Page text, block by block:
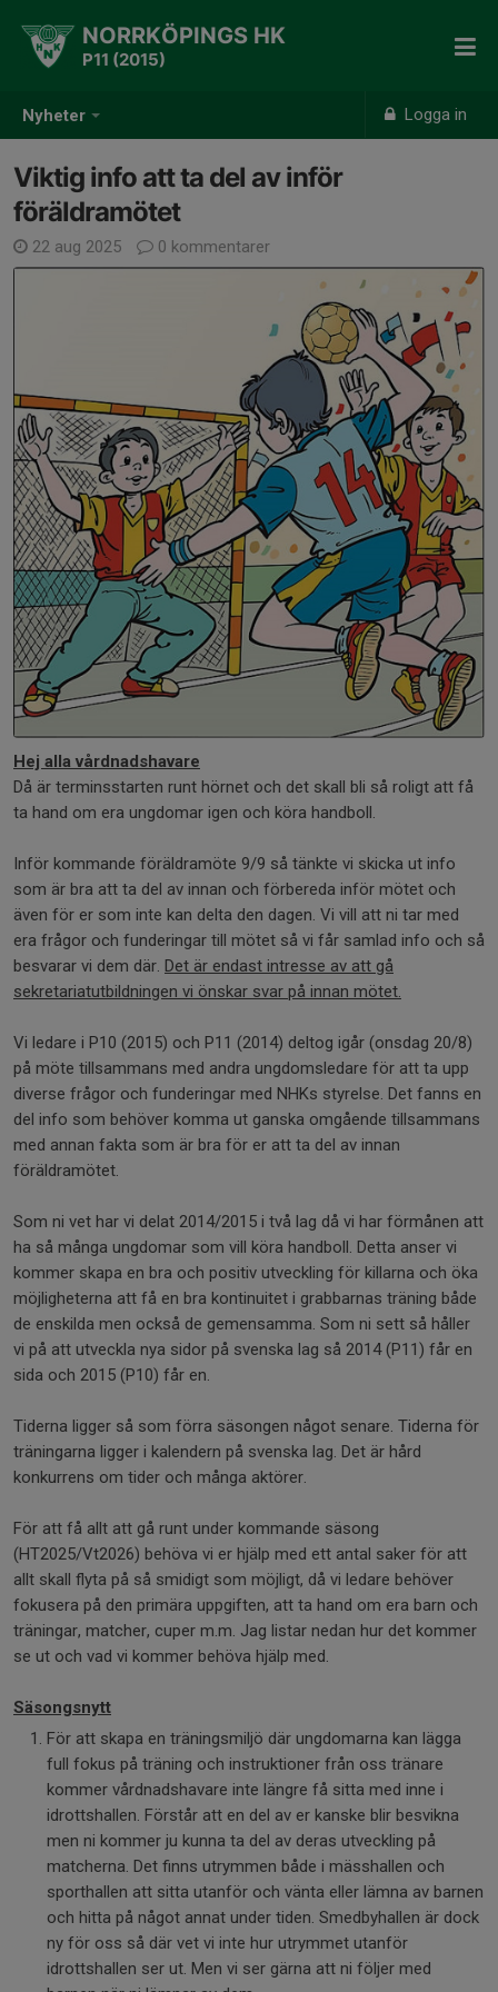
Nyheter Logga in
NORRKÖPINGS HK
P11 (2015)
Viktig info att ta del av inför
föräldramötet
22 aug 2025 0 kommentarer
Hej alla vårdnadshavare
Då är terminsstarten runt hörnet och det skall bli så roligt att få
ta hand om era ungdomar igen och köra handboll.
Inför kommande föräldramöte 9/9 så tänkte vi skicka ut info
som är bra att ta del av innan och förbereda inför mötet och
även för er som inte kan delta den dagen. Vi vill att ni tar med
era frågor och funderingar till mötet så vi får samlad info och så
besvarar vi dem där. Det är endast intresse av att gå
sekretariatutbildningen vi önskar svar på innan mötet.
Vi ledare i P10 (2015) och P11 (2014) deltog igår (onsdag 20/8)
på möte tillsammans med andra ungdomsledare för att ta upp
diverse frågor och funderingar med NHKs styrelse. Det fanns en
del info som behöver komma ut ganska omgående tillsammans
med annan fakta som är bra för er att ta del av innan
föräldramötet.
Som ni vet har vi delat 2014/2015 i två lag då vi har förmånen att
ha så många ungdomar som vill köra handboll. Detta anser vi
kommer skapa en bra och positiv utveckling för killarna och öka
möjligheterna att få en bra kontinuitet i grabbarnas träning både
de enskilda men också de gemensamma. Som ni sett så håller
vi på att utveckla nya sidor på svenska lag så 2014 (P11) får en
sida och 2015 (P10) får en.
Tiderna ligger så som förra säsongen något senare. Tiderna för
träningarna ligger i kalendern på svenska lag. Det är hård
konkurrens om tider och många aktörer.
För att få allt att gå runt under kommande säsong
(HT2025/Vt2026) behöva vi er hjälp med ett antal saker för att
allt skall flyta på så smidigt som möjligt, då vi ledare behöver
fokusera på den primära uppgiften, att ta hand om era barn och
träningar, matcher, cuper m.m. Jag listar nedan hur det kommer
se ut och vad vi kommer behöva hjälp med.
Säsongsnytt
För att skapa en träningsmiljö där ungdomarna kan lägga
full fokus på träning och instruktioner från oss tränare
kommer vårdnadshavare inte längre få sitta med inne i
idrottshallen. Förstår att en del av er kanske blir besvikna
men ni kommer ju kunna ta del av deras utveckling på
matcherna. Det finns utrymmen både i mässhallen och
sporthallen att sitta utanför och vänta eller lämna av barnen
och hitta på något annat under tiden. Smedbyhallen är dock
ny för oss så där vet vi inte hur utrymmet utanför
idrottshallen ser ut. Men vi ser gärna att ni följer med